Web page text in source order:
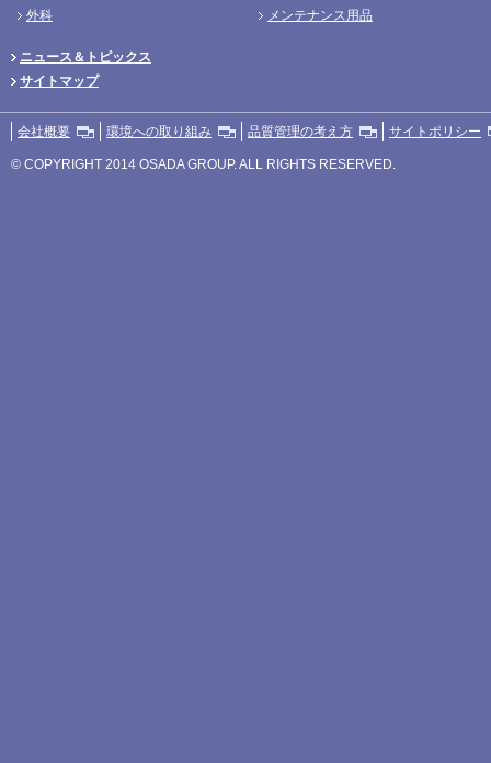
外科
メンテナンス用品
ニュース＆トピックス
サイトマップ
会社概要 環境への取り組み 品質管理の考え方 サイトポリシー
© COPYRIGHT 2014 OSADA GROUP. ALL RIGHTS RESERVED.